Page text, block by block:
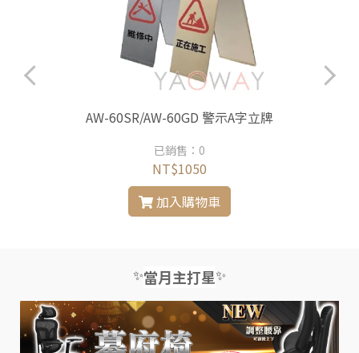
AW-60SR/AW-60GD 警示A字立牌
已銷售：0
NT$1050
加入購物車
✨當月主打星✨